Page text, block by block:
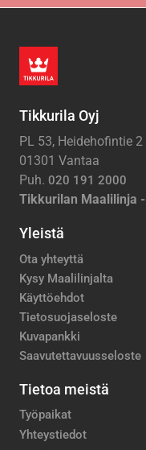
Tikkurila Oyj
PL 53, Heidehofintie 2
01301 Vantaa
Puh. 020 191 2000
Tikkurilan Maalilinja -
Yleistä
Ota yhteyttä
Kysy Maalilinjalta
Käyttöehdot
Tietosuojaseloste
Kuvapankki
Saavutettavuusseloste
Tietoa meistä
Työpaikat
Yhteystiedot